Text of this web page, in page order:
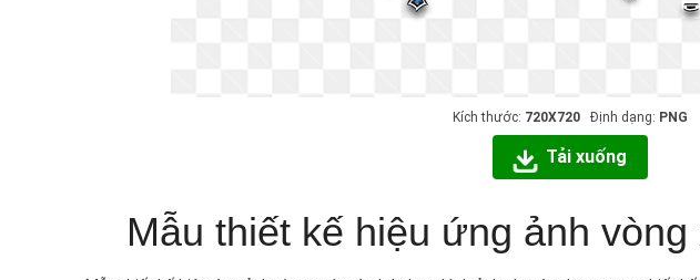
Kích thước: 720X720 Định dạng: PNG
Tải xuống
Mẫu thiết kế hiệu ứng ảnh